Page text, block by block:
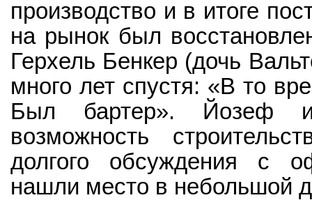
производство и в итоге
на рынок был
Герхель Бенкер (дочь
много лет спустя: «В то
Был бартер». Йозеф
возможность
долгого обсуждения с
нашли место в небольшой